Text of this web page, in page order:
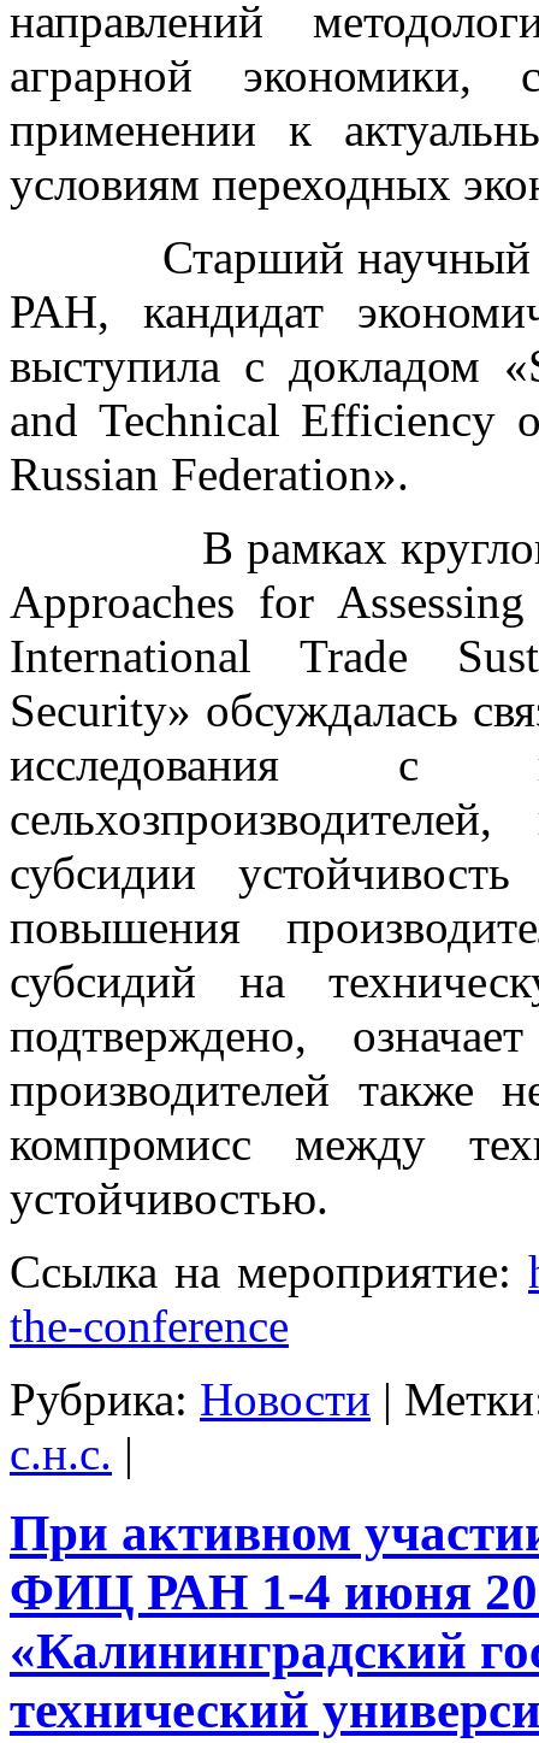
направлений
аграрной
применении к
условиям переходных
Старший научный
РАН, кандидат
выступила с докладом
and Technical Efficiency
Russian Federation».
В рамках круглого
Approaches for
International Trade
Security» обсуждалась
исследования с
субсидии
повышения
субсидий на
подтверждено,
производителей также
компромисс между
устойчивостью.
Ссылка на мероприятие:
the-conference
Рубрика: Новости |
с.н.с. |
При активном
ФИЦ РАН 1-4 июня
«Калининградский
технический